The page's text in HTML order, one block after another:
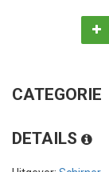
CATEGORIE
DETAILS